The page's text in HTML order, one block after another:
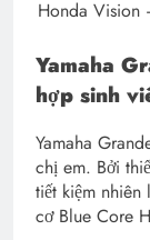
Honda Vision
Yamaha
hợp sinh
Yamaha
chị em. Bởi
tiết kiệm
cơ Blue Core